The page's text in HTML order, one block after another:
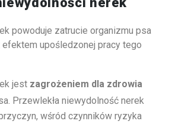
powoduje zatrucie organizmu psa
upośledzonej pracy tego
jest zagrożeniem dla zdrowia
Przewlekła niewydolność nerek
wśród czynników ryzyka